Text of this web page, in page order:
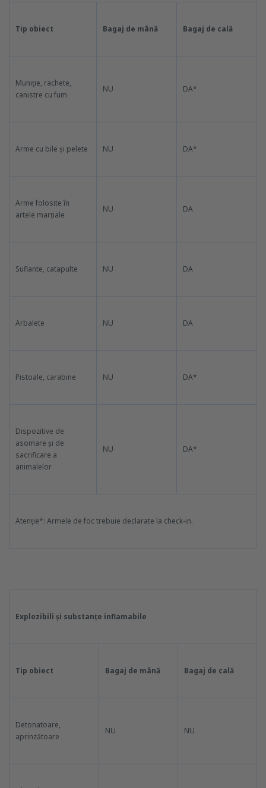
Tip obiect Bagaj de mână Bagaj de cală
Muniție, rachete,
canistre cu fum
NU DA*
Arme cu bile și pelete NU DA*
Arme folosite în
artele marțiale
NU DA
Suflante, catapulte NU DA
Arbalete NU DA
Pistoale, carabine NU DA*
Dispozitive de
asomare și de
sacrificare a
animalelor
NU DA*
Atenție*: Armele de foc trebuie declarate la check-in.
Explozibili și substanțe inflamabile
Tip obiect Bagaj de mână Bagaj de cală
Detonatoare,
aprinzătoare
NU NU